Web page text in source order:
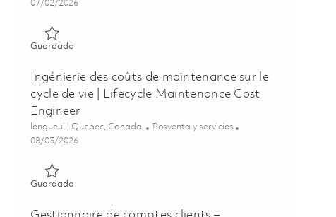
Posted Date
07/02/2026
Guardado
Ingénierie des coûts de maintenance sur le
cycle de vie | Lifecycle Maintenance Cost
Engineer
Ubicación
longueuil, Quebec, Canada Categoría
Posventa y servicios
Posted Date
08/03/2026
Guardado